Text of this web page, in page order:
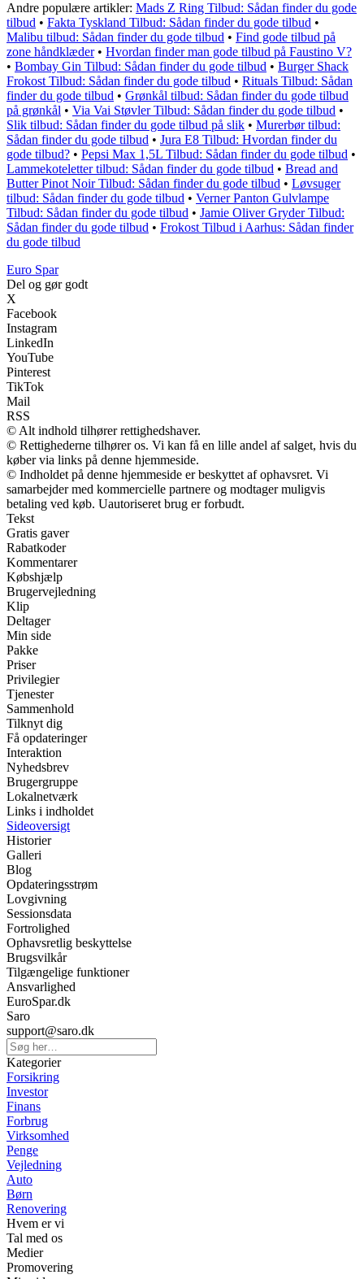
Andre populære artikler: Mads Z Ring Tilbud: Sådan finder du gode
tilbud • Fakta Tyskland Tilbud: Sådan finder du gode tilbud •
Malibu tilbud: Sådan finder du gode tilbud • Find gode tilbud på
zone håndklæder• Hvordan finder man gode tilbud på Faustino V?
• Bombay Gin Tilbud: Sådan finder du gode tilbud • Burger Shack
Frokost Tilbud: Sådan finder du gode tilbud • Rituals Tilbud: Sådan
finder du gode tilbud • Grønkål tilbud: Sådan finder du gode tilbud
på grønkål • Via Vai Støvler Tilbud: Sådan finder du gode tilbud •
Slik tilbud: Sådan finder du gode tilbud på slik • Murerbør tilbud:
Sådan finder du gode tilbud • Jura E8 Tilbud: Hvordan finder du
gode tilbud? • Pepsi Max 1,5L Tilbud: Sådan finder du gode tilbud •
Lammekoteletter tilbud: Sådan finder du gode tilbud • Bread and
Butter Pinot Noir Tilbud: Sådan finder du gode tilbud • Løvsuger
tilbud: Sådan finder du gode tilbud • Verner Panton Gulvlampe
Tilbud: Sådan finder du gode tilbud • Jamie Oliver Gryder Tilbud:
Sådan finder du gode tilbud • Frokost Tilbud i Aarhus: Sådan finder
du gode tilbud
Euro Spar
Del og gør godt
X
Facebook
Instagram
LinkedIn
YouTube
Pinterest
TikTok
Mail
RSS
© Alt indhold tilhører rettighedshaver.
© Rettighederne tilhører os. Vi kan få en lille andel af salget, hvis du
køber via links på denne hjemmeside.
© Indholdet på denne hjemmeside er beskyttet af ophavsret. Vi
samarbejder med kommercielle partnere og modtager muligvis
betaling ved køb. Uautoriseret brug er forbudt.
Tekst
Gratis gaver
Rabatkoder
Kommentarer
Købshjælp
Brugervejledning
Klip
Deltager
Min side
Pakke
Priser
Privilegier
Tjenester
Sammenhold
Tilknyt dig
Få opdateringer
Interaktion
Nyhedsbrev
Brugergruppe
Lokalnetværk
Links i indholdet
Sideoversigt
Historier
Galleri
Blog
Opdateringsstrøm
Lovgivning
Sessionsdata
Fortrolighed
Ophavsretlig beskyttelse
Brugsvilkår
Tilgængelige funktioner
Ansvarlighed
EuroSpar.dk
Saro
support@saro.dk
Kategorier
Forsikring
Investor
Finans
Forbrug
Virksomhed
Penge
Vejledning
Auto
Børn
Renovering
Hvem er vi
Tal med os
Medier
Promovering